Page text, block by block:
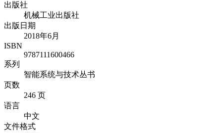
出版社
机械工业出版社
出版日期
2018年6月
ISBN
9787111600466
系列
智能系统与技术丛书
页数
246 页
语言
中文
文件格式